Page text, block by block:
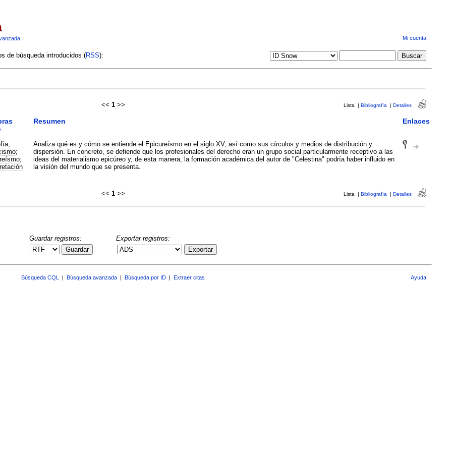
Mi cuenta
de búsqueda introducidos (RSS):
<< 1 >> Lista | Bibliografía | Detalles
Resumen Enlaces
;
;
;
Analiza qué es y cómo se entiende el Epicureísmo en el siglo XV, así como sus círculos y medios de distribución y
dispersión. En concreto, se defiende que los profesionales del derecho eran un grupo social particularmente receptivo a las
ideas del materialismo epicúreo y, de esta manera, la formación académica del autor de "Celestina" podría haber influido en
la visión del mundo que se presenta.
<< 1 >> Lista | Bibliografía | Detalles
Guardar registros:
Guardar
Exportar registros:
Exportar
Búsqueda CQL Búsqueda avanzada Búsqueda por ID Extraer citas Ayuda